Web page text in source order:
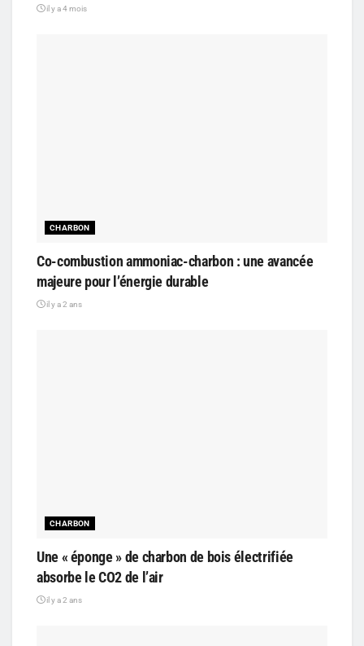
il y a 4 mois
CHARBON
Co-combustion ammoniac-charbon : une avancée
majeure pour l’énergie durable
il y a 2 ans
CHARBON
Une « éponge » de charbon de bois électrifiée
absorbe le CO2 de l’air
il y a 2 ans